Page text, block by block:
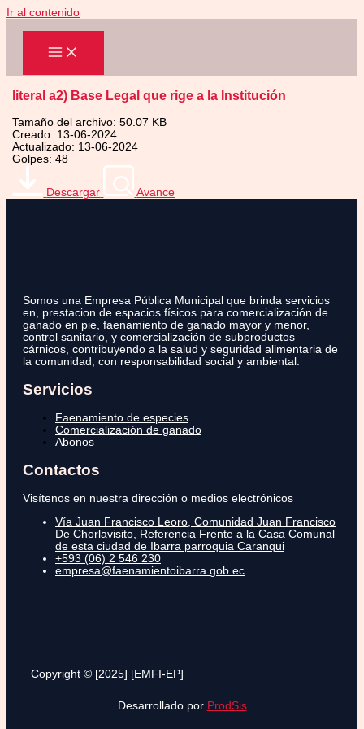
Ir al contenido
literal a2) Base Legal que rige a la Institución
Tamaño del archivo: 50.07 KB
Creado: 13-06-2024
Actualizado: 13-06-2024
Golpes: 48
Descargar Avance
Somos una Empresa Pública Municipal que brinda servicios
en, prestacion de espacios físicos para comercialización de
ganado en pie, faenamiento de ganado mayor y menor,
control sanitario, y comercialización de subproductos
cárnicos, contribuyendo a la salud y seguridad alimentaria de
la comunidad, con responsabilidad social y ambiental.
Servicios
Faenamiento de especies
Comercialización de ganado
Abonos
Contactos
Visítenos en nuestra dirección o medios electrónicos
Vía Juan Francisco Leoro, Comunidad Juan Francisco
De Chorlavisito, Referencia Frente a la Casa Comunal
de esta ciudad de Ibarra parroquia Caranqui
+593 (06) 2 546 230
empresa@faenamientoibarra.gob.ec
Copyright © [2025] [EMFI-EP]
Desarrollado por ProdSis